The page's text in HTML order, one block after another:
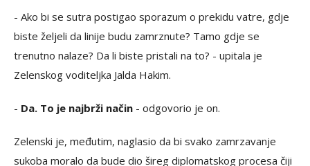
- Ako bi se sutra postigao sporazum o prekidu vatre, gdje
biste željeli da linije budu zamrznute? Tamo gdje se
trenutno nalaze? Da li biste pristali na to? - upitala je
Zelenskog voditeljka Jalda Hakim.
- Da. To je najbrži način - odgovorio je on.
Zelenski je, međutim, naglasio da bi svako zamrzavanje
sukoba moralo da bude dio šireg diplomatskog procesa čiji